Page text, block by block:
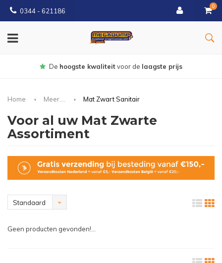
0344 - 621186
0
Gratisbezorgd vanaf € 150
Home Meer.... Mat Zwart Sanitair
Voor al uw Mat Zwarte
Assortiment
Standaard
Geen producten gevonden!...